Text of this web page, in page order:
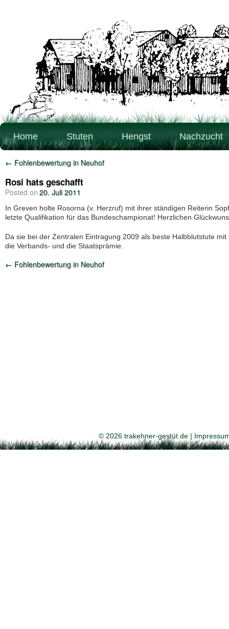
Home Stuten Hengst Nachzucht
← Fohlenbewertung in Neuhof
Rosi hats geschafft
Posted on 20. Juli 2011
In Greven holte Rosorna (v. Herzruf) mit ihrer ständigen Reiterin
letzte Qualifikation für das Bundeschampionat! Herzlichen
Da sie bei der Zentralen Eintragung 2009 als beste Halbblutstute
die Verbands- und die Staatsprämie.
← Fohlenbewertung in Neuhof
© 2026 trakehner-gestüt.de |